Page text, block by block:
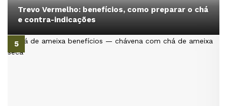
Trevo Vermelho: benefícios, como preparar o chá
e contra-indicações